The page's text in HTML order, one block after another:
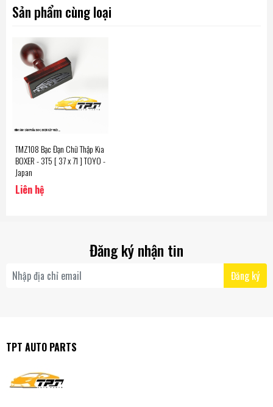
Sản phẩm cùng loại
TMZ108 Bạc Đạn Chữ Thập Kia
BOXER - 3T5 [ 37 x 71 ] TOYO -
Japan
Liên hệ
Đăng ký nhận tin
Đăng ký
TPT AUTO PARTS